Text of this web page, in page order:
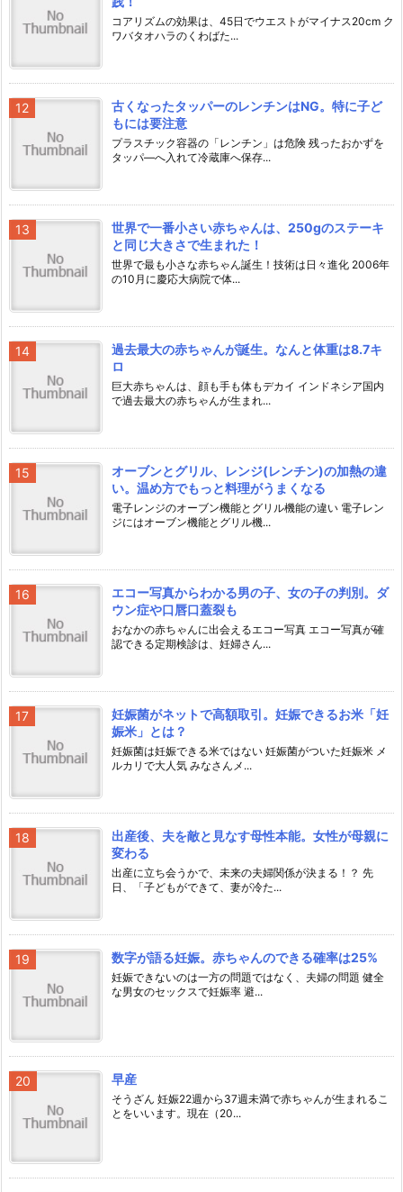
コアリズムの効果は、45日でウエストがマイナス20cm ク
ワバタオハラのくわばた...
古くなったタッパーのレンチンはNG。特に子ど
もには要注意
プラスチック容器の「レンチン」は危険 残ったおかずを
タッパ―へ入れて冷蔵庫へ保存...
世界で一番小さい赤ちゃんは、250gのステーキ
と同じ大きさで生まれた！
世界で最も小さな赤ちゃん誕生！技術は日々進化 2006年
の10月に慶応大病院で体...
過去最大の赤ちゃんが誕生。なんと体重は8.7キ
ロ
巨大赤ちゃんは、顔も手も体もデカイ インドネシア国内
で過去最大の赤ちゃんが生まれ...
オーブンとグリル、レンジ(レンチン)の加熱の違
い。温め方でもっと料理がうまくなる
電子レンジのオーブン機能とグリル機能の違い 電子レン
ジにはオーブン機能とグリル機...
エコー写真からわかる男の子、女の子の判別。ダ
ウン症や口唇口蓋裂も
おなかの赤ちゃんに出会えるエコー写真 エコー写真が確
認できる定期検診は、妊婦さん...
妊娠菌がネットで高額取引。妊娠できるお米「妊
娠米」とは？
妊娠菌は妊娠できる米ではない 妊娠菌がついた妊娠米 メ
ルカリで大人気 みなさんメ...
出産後、夫を敵と見なす母性本能。女性が母親に
変わる
出産に立ち会うかで、未来の夫婦関係が決まる！？ 先
日、「子どもができて、妻が冷た...
数字が語る妊娠。赤ちゃんのできる確率は25%
妊娠できないのは一方の問題ではなく、夫婦の問題 健全
な男女のセックスで妊娠率 避...
早産
そうざん 妊娠22週から37週未満で赤ちゃんが生まれるこ
とをいいます。現在（20...